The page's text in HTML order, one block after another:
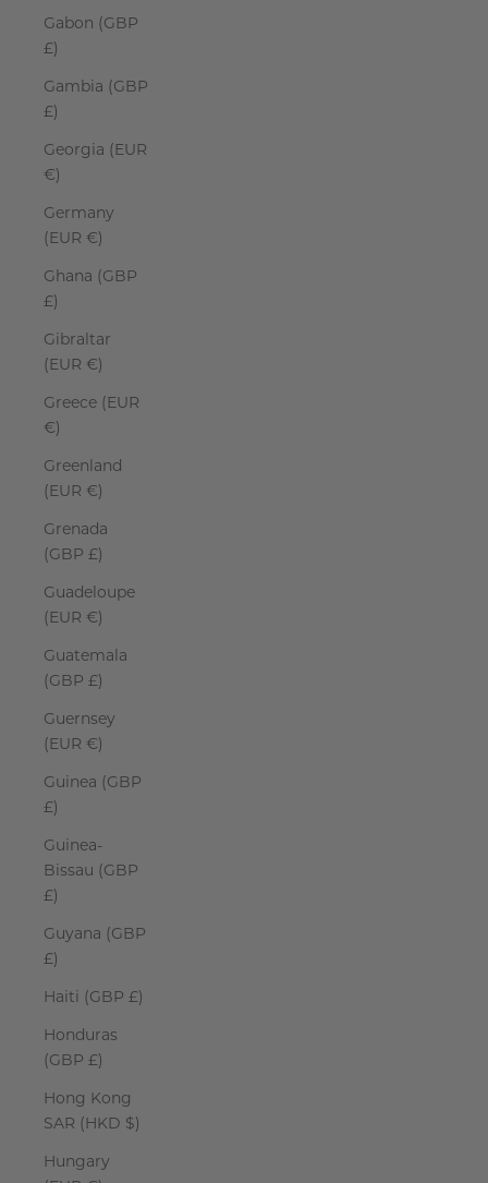
Gabon (GBP
£)
Gambia (GBP
£)
Georgia (EUR
€)
Germany
(EUR €)
Ghana (GBP
£)
Gibraltar
(EUR €)
Greece (EUR
€)
Greenland
(EUR €)
Grenada
(GBP £)
Guadeloupe
(EUR €)
Guatemala
(GBP £)
Guernsey
(EUR €)
Guinea (GBP
£)
Guinea-
Bissau (GBP
£)
Guyana (GBP
£)
Haiti (GBP £)
Honduras
(GBP £)
Hong Kong
SAR (HKD $)
Hungary